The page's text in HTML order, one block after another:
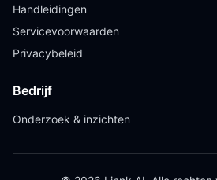
Handleidingen
Servicevoorwaarden
Privacybeleid
Bedrijf
Onderzoek & inzichten